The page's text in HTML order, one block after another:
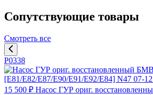
Сопутствующие товары
Смотреть все
P0338
15 500 ₽ Насос ГУР ориг.